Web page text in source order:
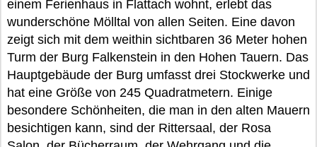
einem Ferienhaus in Flattach wohnt, erlebt das
wunderschöne Mölltal von allen Seiten. Eine davon
zeigt sich mit dem weithin sichtbaren 36 Meter hohen
Turm der Burg Falkenstein in den Hohen Tauern. Das
Hauptgebäude der Burg umfasst drei Stockwerke und
hat eine Größe von 245 Quadratmetern. Einige
besondere Schönheiten, die man in den alten Mauern
besichtigen kann, sind der Rittersaal, der Rosa